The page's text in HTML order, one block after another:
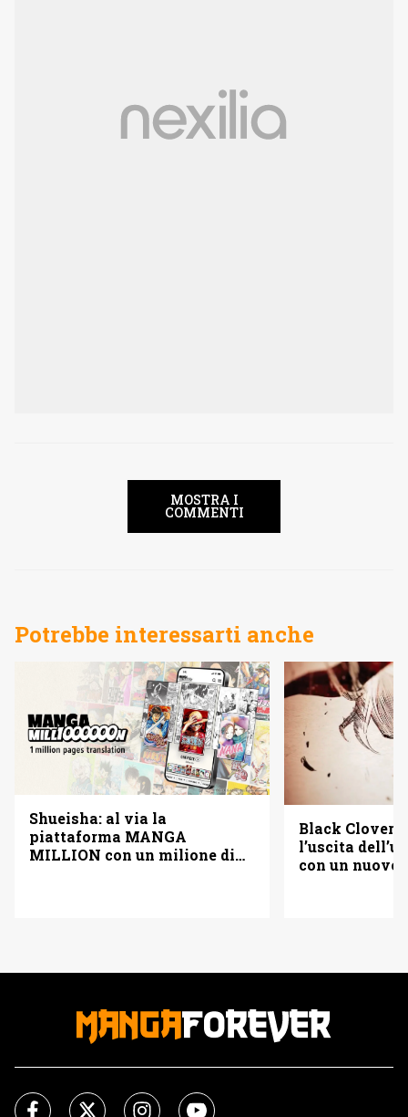
MOSTRA I
COMMENTI
Potrebbe interessarti anche
Shueisha: al via la
piattaforma MANGA
MILLION con un milione di
Black Clover
l’uscita
con un nuovo